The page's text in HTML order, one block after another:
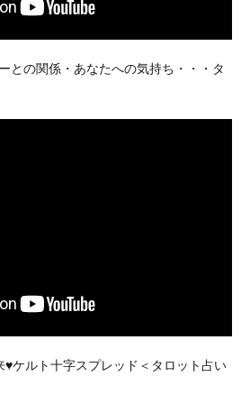
との関係・あなたへの気持ち・・・タ
ケルト十字スプレッド＜タロット占い